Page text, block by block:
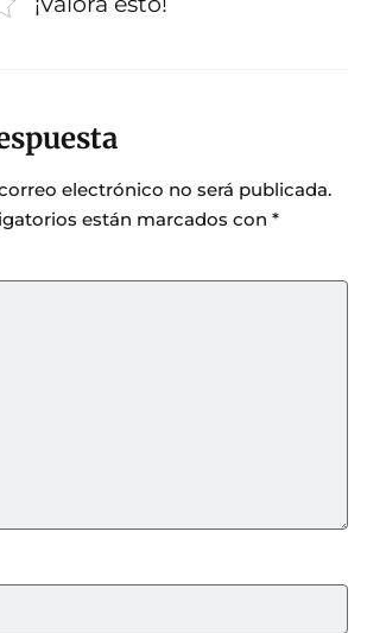
electrónico no será publicada.
están marcados con *